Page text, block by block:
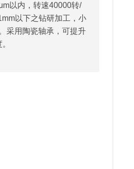
以内，转速40000转/
以下之钻研加工，小
采用陶瓷轴承，可提升